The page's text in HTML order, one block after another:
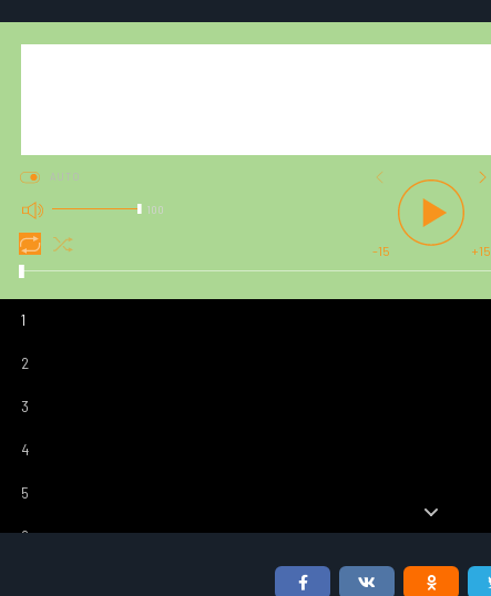
100
-15 +15
AUTO
1
2
3
4
5
6